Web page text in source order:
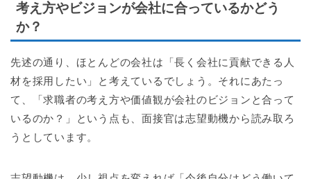
考え方やビジョンが会社に合っているかどう
か？
先述の通り、ほとんどの会社は「長く会社に貢献できる人
材を採用したい」と考えているでしょう。それにあたっ
て、「求職者の考え方や価値観が会社のビジョンと合って
いるのか？」という点も、面接官は志望動機から読み取ろ
うとしています。